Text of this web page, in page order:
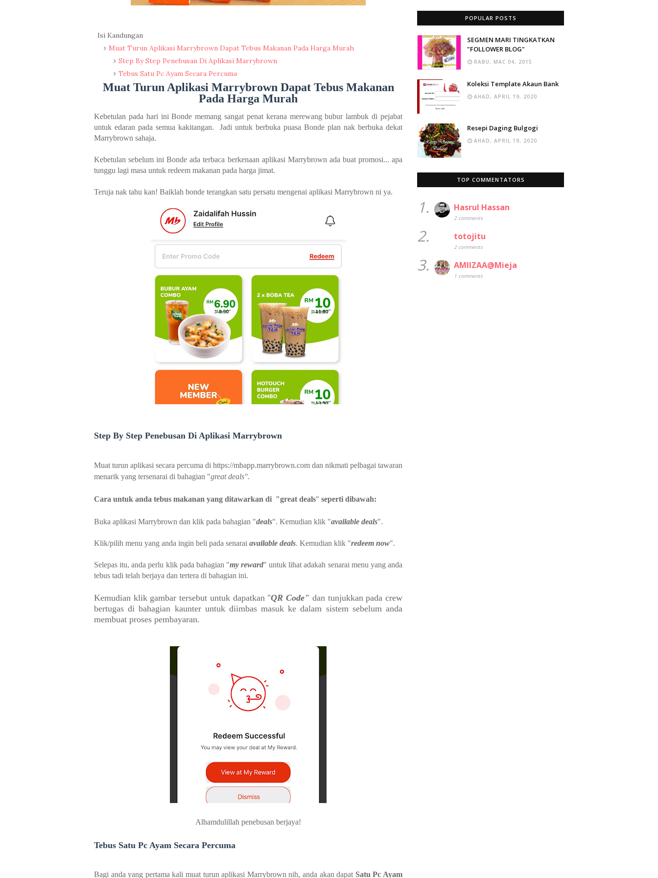
Isi Kandungan
Muat Turun Aplikasi Marrybrown Dapat Tebus Makanan Pada Harga Murah
Step By Step Penebusan Di Aplikasi Marrybrown
Tebus Satu Pc Ayam Secara Percuma
Muat Turun Aplikasi Marrybrown Dapat Tebus Makanan
Pada Harga Murah
Kebetulan pada hari ini Bonde memang sangat penat kerana merewang bubur lambuk di pejabat
untuk edaran pada semua kakitangan. Jadi untuk berbuka puasa Bonde plan nak berbuka dekat
Marrybrown sahaja.
Kebetulan sebelum ini Bonde ada terbaca berkenaan aplikasi Marrybrown ada buat promosi... apa
tunggu lagi masa untuk redeem makanan pada harga jimat.
Teruja nak tahu kan! Baiklah bonde terangkan satu persatu mengenai aplikasi Marrybrown ni ya.
Step By Step Penebusan Di Aplikasi Marrybrown
Muat turun aplikasi secara percuma di https://mbapp.marrybrown.com dan nikmati pelbagai tawaran
menarik yang tersenarai di bahagian "great deals".
Cara untuk anda tebus makanan yang ditawarkan di "great deals" seperti dibawah:
Buka aplikasi Marrybrown dan klik pada bahagian "deals". Kemudian klik "available deals".
Klik/pilih menu yang anda ingin beli pada senarai available deals. Kemudian klik "redeem now".
Selepas itu, anda perlu klik pada bahagian "my reward" untuk lihat adakah senarai menu yang anda
tebus tadi telah berjaya dan tertera di bahagian ini.
Kemudian klik gambar tersebut untuk dapatkan "QR Code" dan tunjukkan pada crew
bertugas di bahagian kaunter untuk diimbas masuk ke dalam sistem sebelum anda
membuat proses pembayaran.
Alhamdulillah penebusan berjaya!
Tebus Satu Pc Ayam Secara Percuma
Bagi anda yang pertama kali muat turun aplikasi Marrybrown nih, anda akan dapat Satu Pc Ayam
POPULAR POSTS
SEGMEN MARI TINGKATKAN
"FOLLOWER BLOG"
RABU, MAC 04, 2015
Koleksi Template Akaun Bank
AHAD, APRIL 19, 2020
Resepi Daging Bulgogi
AHAD, APRIL 19, 2020
TOP COMMENTATORS
1. Hasrul Hassan
2 comments
2. totojitu
2 comments
3. AMIIZAA@Mieja
1 comments